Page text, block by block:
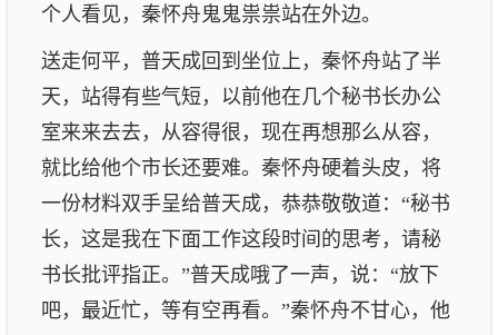
个人看见，秦怀舟鬼鬼祟祟站在外边。
送走何平，普天成回到坐位上，秦怀舟站了半
天，站得有些气短，以前他在几个秘书长办公
室来来去去，从容得很，现在再想那么从容，
就比给他个市长还要难。秦怀舟硬着头皮，将
一份材料双手呈给普天成，恭恭敬敬道：“秘书
长，这是我在下面工作这段时间的思考，请秘
书长批评指正。”普天成哦了一声，说：“放下
吧，最近忙，等有空再看。”秦怀舟不甘心，他